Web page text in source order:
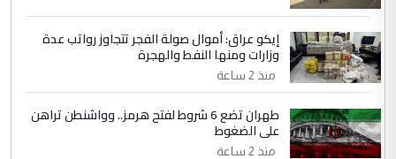
إيكو عراق: أموال صولة الفجر تتجاوز رواتب عدة
وزارات ومنها النفط والهجرة
منذ 2 ساعة
طهران تضع 6 شروط لفتح هرمز.. وواشنطن تراهن
على الضغوط
منذ 2 ساعة